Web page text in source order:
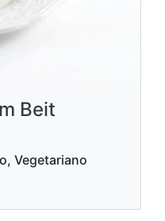
Beit
Vegetariano